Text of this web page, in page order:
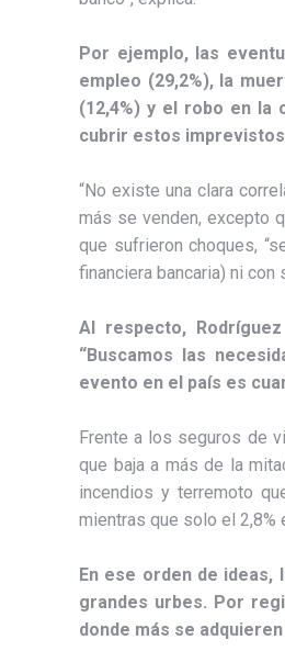
Por ejemplo, las
empleo (29,2%), la
(12,4%) y el robo en la
cubrir estos
“No existe una clara
más se venden, excepto
que sufrieron choques,
financiera bancaria) ni con
Al respecto,
“Buscamos las
evento en el país es
Frente a los seguros de
que baja a más de la
incendios y terremoto
mientras que solo el 2,8%
En ese orden de
grandes urbes. Por
donde más se